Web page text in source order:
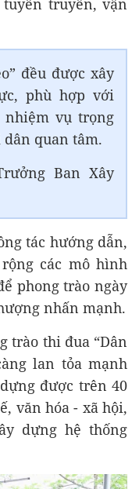
đều được xây
phù hợp với
vụ trọng
quan tâm.
Ban Xây
tác hướng dẫn,
các mô hình
phong trào ngày
nhấn mạnh.
trào thi đua “Dân
lan tỏa mạnh
được trên 40
văn hóa - xã hội,
dựng hệ thống